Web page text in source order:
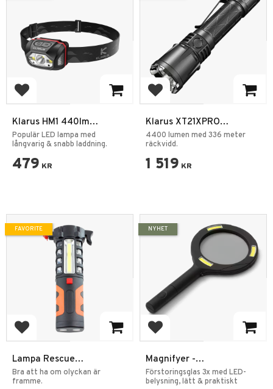
Add to favorites
Klarus HM1 440lm
Laddningsbar Pannlampa
Populär LED lampa med
långvarig & snabb laddning.
479 KR
Add to favorites
Klarus XT21XPRO
Ficklampa 4400LM
4400 lumen med 336 meter
räckvidd.
1 519 KR
Add to favorites
Lampa Rescue
Arbetslampa
Bra att ha om olyckan är
framme.
FAVORITE
Add to favorites
Magnifyer -
Förstoringsglas med 3 LED
Lampor
Förstoringsglas 3x med LED-
belysning, lätt & praktiskt
NYHET